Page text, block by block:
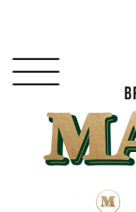
hoofdnavigatie
hoofd
inhoud